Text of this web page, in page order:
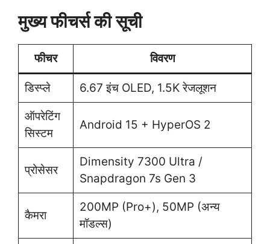
मुख्य फीचर्स की सूची
फीचर विवरण
डिस्प्ले 6.67 इंच OLED, 1.5K रेजलूशन
ऑपरेटिंग
सिस्टम
Android 15 + HyperOS 2
प्रोसेसर
Dimensity 7300 Ultra /
Snapdragon 7s Gen 3
कैमरा
200MP (Pro+), 50MP (अन्य
मॉडल्स)